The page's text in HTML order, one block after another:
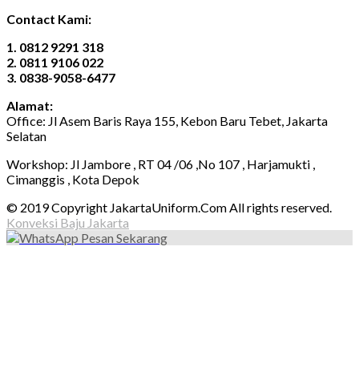
Contact Kami:
1. 0812 9291 318
2. 0811 9106 022
3. 0838-9058-6477
Alamat:
Office: Jl Asem Baris Raya 155, Kebon Baru Tebet, Jakarta
Selatan
Workshop: Jl Jambore , RT 04 /06 ,No 107 , Harjamukti ,
Cimanggis , Kota Depok
© 2019 Copyright JakartaUniform.Com All rights reserved.
Konveksi Baju Jakarta
Pesan Sekarang